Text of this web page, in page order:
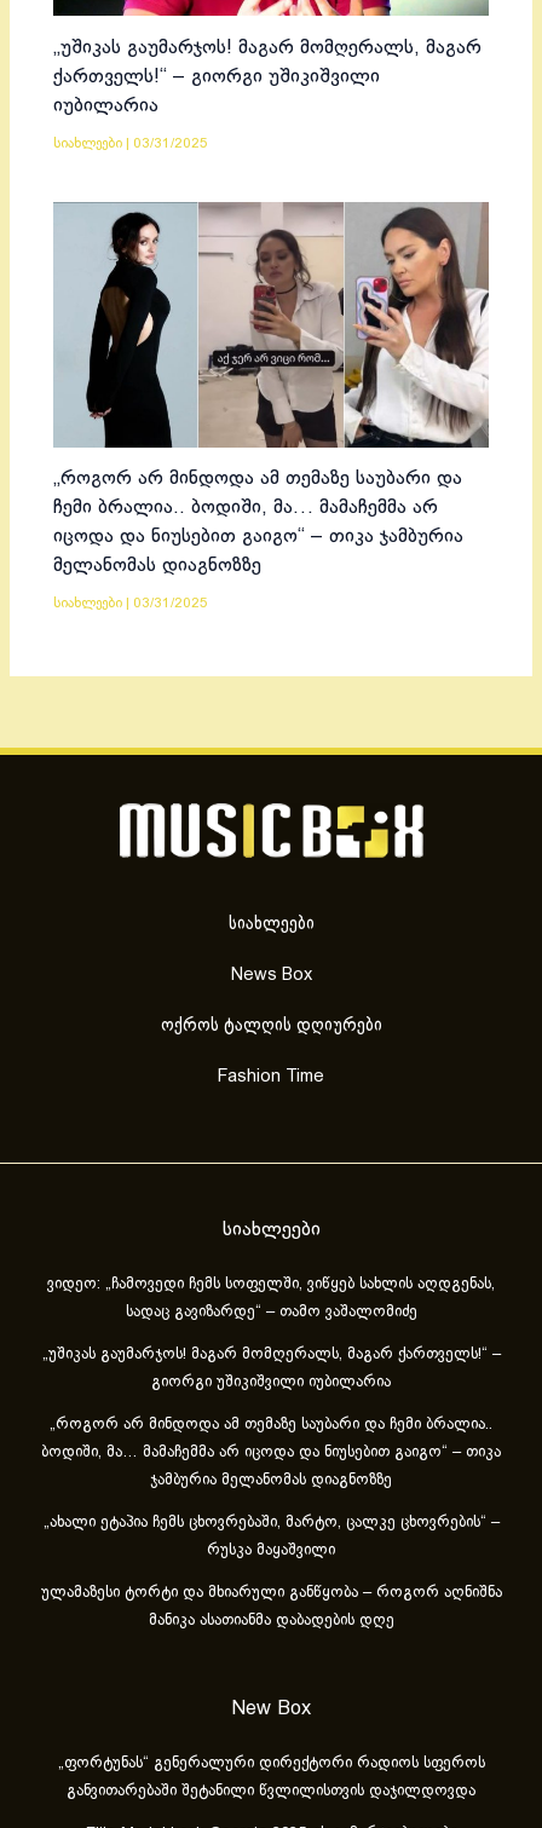
„უშიკას გაუმარჯოს! მაგარ მომღერალს, მაგარ
ქართველს!“ – გიორგი უშიკიშვილი
იუბილარია
სიახლეები 03/31/2025
„როგორ არ მინდოდა ამ თემაზე საუბარი და
ჩემი ბრალია.. ბოდიში, მა… მამაჩემმა არ
იცოდა და ნიუსებით გაიგო“ – თიკა ჯამბურია
მელანომას დიაგნოზზე
სიახლეები 03/31/2025
სიახლეები
News Box
ოქროს ტალღის დღიურები
Fashion Time
სიახლეები
ვიდეო: „ჩამოვედი ჩემს სოფელში, ვიწყებ სახლის აღდგენას,
სადაც გავიზარდე“ – თამო ვაშალომიძე
„უშიკას გაუმარჯოს! მაგარ მომღერალს, მაგარ ქართველს!“ –
გიორგი უშიკიშვილი იუბილარია
„როგორ არ მინდოდა ამ თემაზე საუბარი და ჩემი ბრალია..
ბოდიში, მა… მამაჩემმა არ იცოდა და ნიუსებით გაიგო“ – თიკა
ჯამბურია მელანომას დიაგნოზზე
„ახა­ლი ეტა­პია ჩემს ცხოვ­რე­ბა­ში, მარ­ტო, ცალ­კე ცხოვ­რე­ბის“ –
რუსკა მაყაშვილი
ულამაზესი ტორტი და მხიარული განწყობა – როგორ აღნიშნა
მანიკა ასათიანმა დაბადების დღე
New Box
„ფორტუნას“ გენერალური დირექტორი რადიოს სფეროს
განვითარებაში შეტანილი წვლილისთვის დაჯილდოვდა